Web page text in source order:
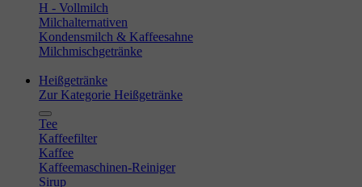
H - Vollmilch
Milchalternativen
Kondensmilch & Kaffeesahne
Milchmischgetränke
Heißgetränke
Zur Kategorie Heißgetränke
Tee
Kaffeefilter
Kaffee
Kaffeemaschinen-Reiniger
Sirup